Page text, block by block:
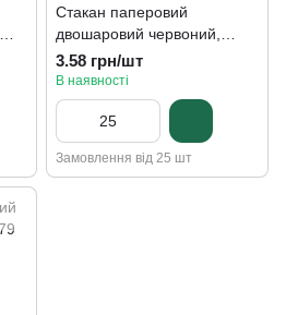
Стакан паперовий
двошаровий червоний,
d=90 мм, 400 мл
3.58 грн/шт
В наявності
Замовлення від 25 шт